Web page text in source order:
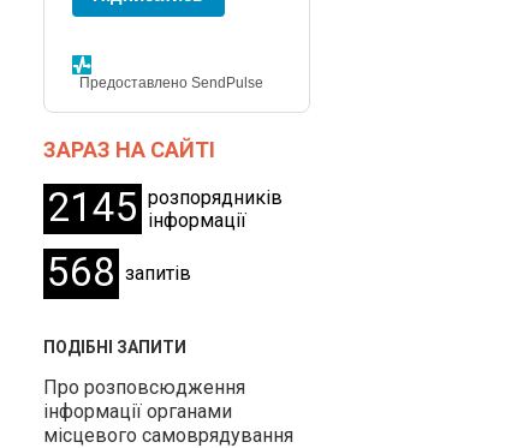
Предоставлено SendPulse
ЗАРАЗ НА САЙТІ
2145 розпорядників
інформації
568 запитів
ПОДІБНІ ЗАПИТИ
Про розповсюдження
інформації органами
місцевого самоврядування